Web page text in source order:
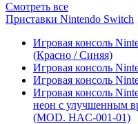
Смотреть все
Приставки Nintendo Switch
Игровая консоль
(Красно / Синяя)
Игровая консоль
Игровая консоль
Игровая консоль
неон с улучшенным
(MOD. HAC-001-01)